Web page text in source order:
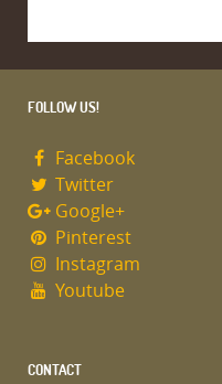
FOLLOW US!
Facebook
Twitter
Google+
Pinterest
Instagram
Youtube
CONTACT